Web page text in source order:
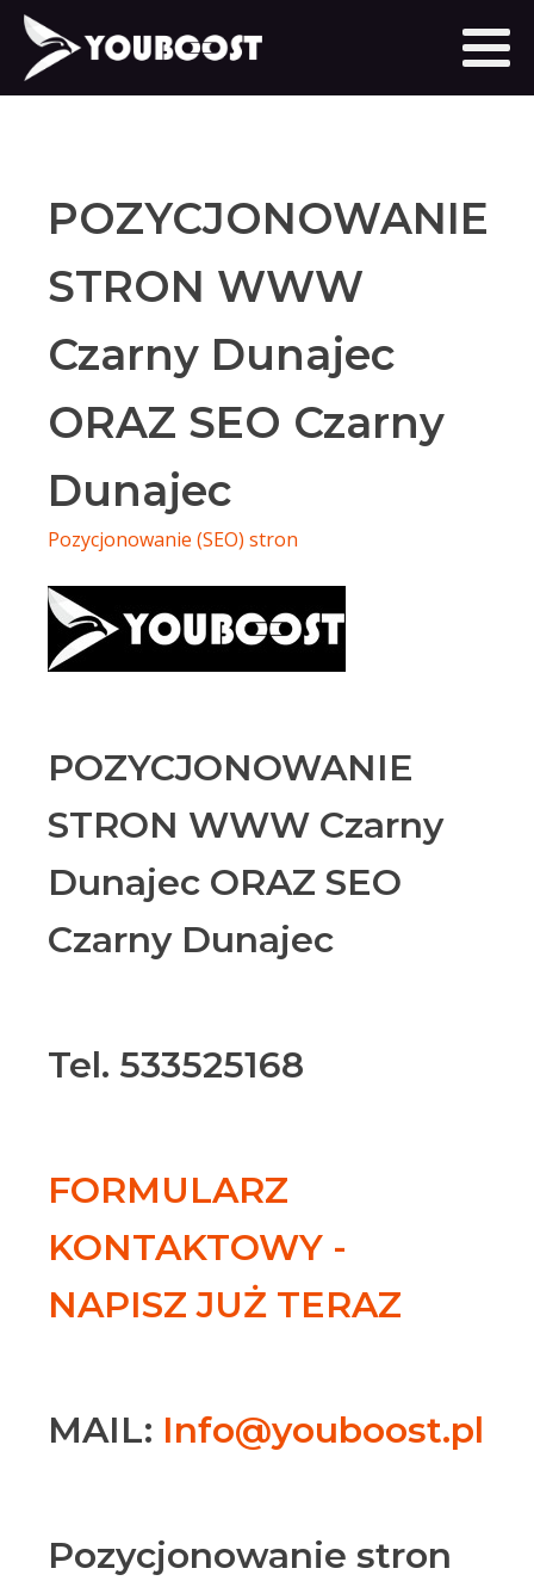
POZYCJONOWANIE
STRON WWW
Czarny Dunajec
ORAZ SEO Czarny
Dunajec
Pozycjonowanie (SEO) stron
POZYCJONOWANIE
STRON WWW Czarny
Dunajec ORAZ SEO
Czarny Dunajec
Tel. 533525168
FORMULARZ
KONTAKTOWY -
NAPISZ JUŻ TERAZ
MAIL: Info@youboost.pl
Pozycjonowanie stron